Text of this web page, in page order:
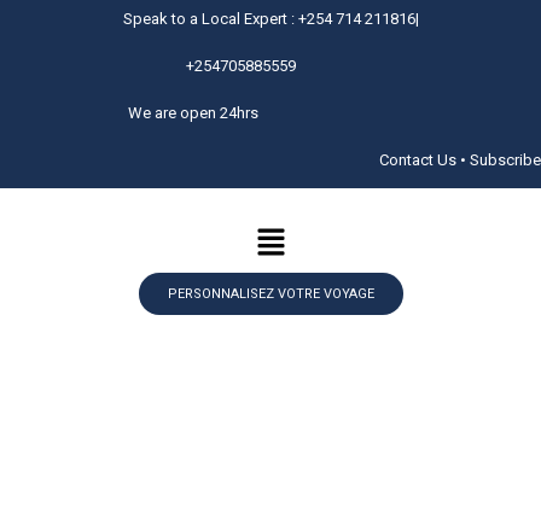
Speak to a Local Expert : +254 714 211816|
+254705885559
We are open 24hrs
Contact Us • Subscribe
PERSONNALISEZ VOTRE VOYAGE